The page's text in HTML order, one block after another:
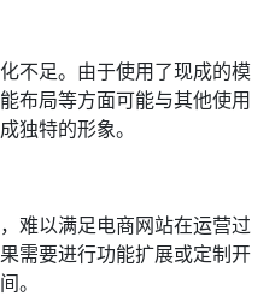
不足。由于使用了现成的模
布局等方面可能与其他使用
独特的形象。
难以满足电商网站在运营过
需要进行功能扩展或定制开
。